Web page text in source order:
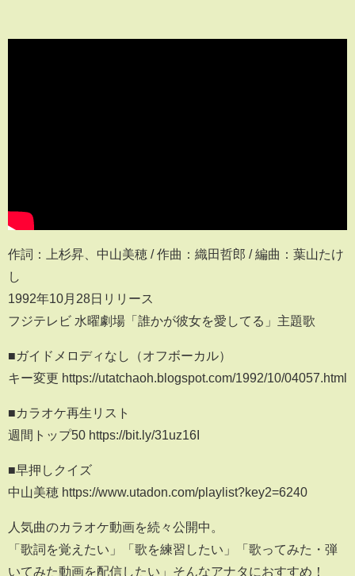
作詞：上杉昇、中山美穂 / 作曲：織田哲郎 / 編曲：葉山たけ
し
1992年10月28日リリース
フジテレビ 水曜劇場「誰かが彼女を愛してる」主題歌
■ガイドメロディなし（オフボーカル）
キー変更 https://utatchaoh.blogspot.com/1992/10/04057.html
■カラオケ再生リスト
週間トップ50 https://bit.ly/31uz16I
■早押しクイズ
中山美穂 https://www.utadon.com/playlist?key2=6240
人気曲のカラオケ動画を続々公開中。
「歌詞を覚えたい」「歌を練習したい」「歌ってみた・弾
いてみた動画を配信したい」そんなアナタにおすすめ！